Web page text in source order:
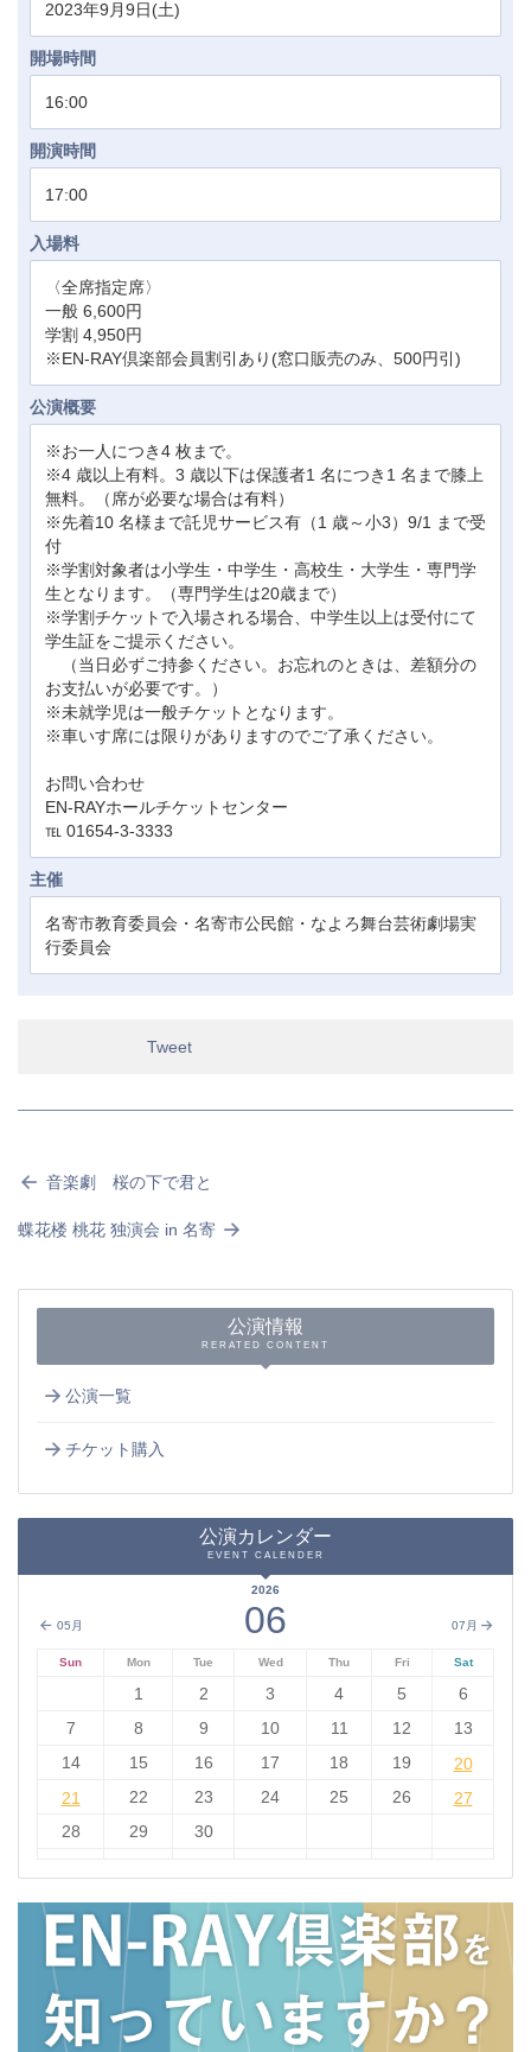
2023年9月9日(土)
開場時間
16:00
開演時間
17:00
入場料
〈全席指定席〉
一般 6,600円
学割 4,950円
※EN-RAY倶楽部会員割引あり(窓口販売のみ、500円引)
公演概要
※お一人につき4 枚まで。
※4 歳以上有料。3 歳以下は保護者1 名につき1 名まで膝上
無料。（席が必要な場合は有料）
※先着10 名様まで託児サービス有（1 歳～小3）9/1 まで受
付
※学割対象者は小学生・中学生・高校生・大学生・専門学
生となります。（専門学生は20歳まで）
※学割チケットで入場される場合、中学生以上は受付にて
学生証をご提示ください。
（当日必ずご持参ください。お忘れのときは、差額分の
お支払いが必要です。）
※未就学児は一般チケットとなります。
※車いす席には限りがありますのでご了承ください。
お問い合わせ
EN-RAYホールチケットセンター
℡ 01654-3-3333
主催
名寄市教育委員会・名寄市公民館・なよろ舞台芸術劇場実
行委員会
Tweet
音楽劇 桜の下で君と
蝶花楼 桃花 独演会 in 名寄
公演情報
RERATED CONTENT
公演一覧
チケット購入
公演カレンダー
EVENT CALENDER
05月 07月
2026
06
Sun Mon Tue Wed Thu Fri Sat
1 2 3 4 5
6
7
8 9 10 11 12
13
14
15 16 17 18 19 20
20
21
21 22 23 24 25 26 27
27
28
29 30